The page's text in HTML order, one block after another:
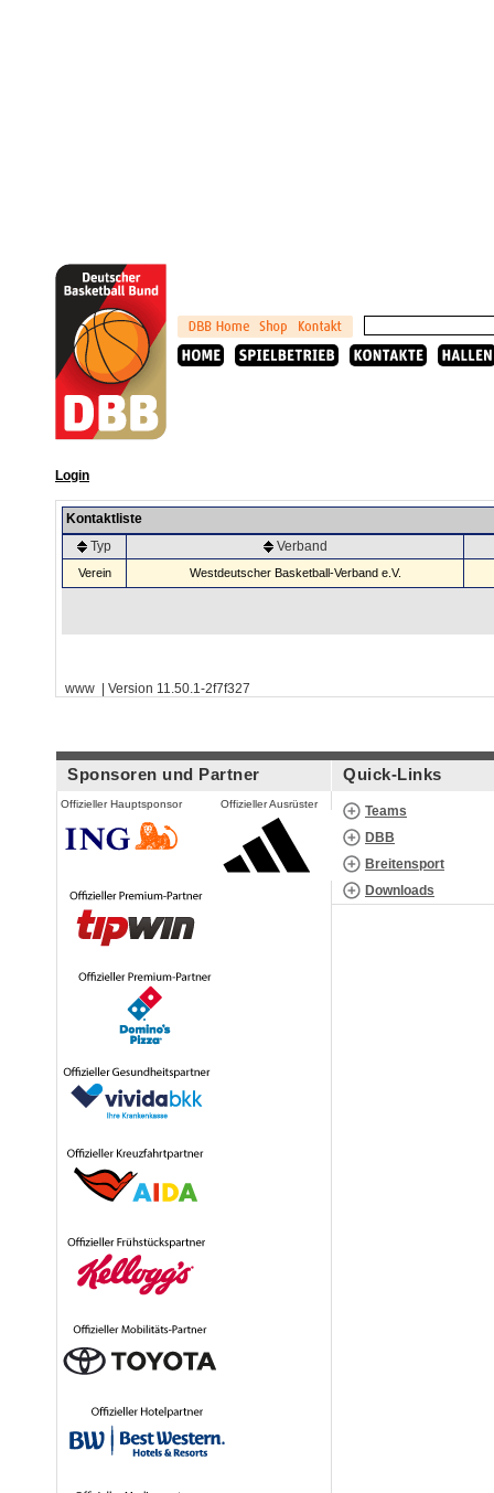
Login
Kontaktliste
Typ
Verband
Verein Westdeutscher Basketball-Verband e.V.
www | Version 11.50.1-2f7f327
Sponsoren und Partner
Offizieller Hauptsponsor Offizieller Ausrüster
Quick-Links
Teams
DBB
Breitensport
Downloads